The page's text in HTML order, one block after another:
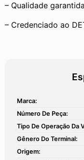
– Qualidade garantida
– Credenciado ao
Marca:
Número De Peça:
Tipo De Operação Da
Gênero Do Terminal:
Origem: